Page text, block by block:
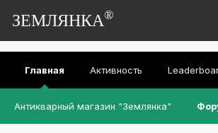
ЗЕМЛЯНКА®
Главная
Антикварный магазин "Землянка"
Активность